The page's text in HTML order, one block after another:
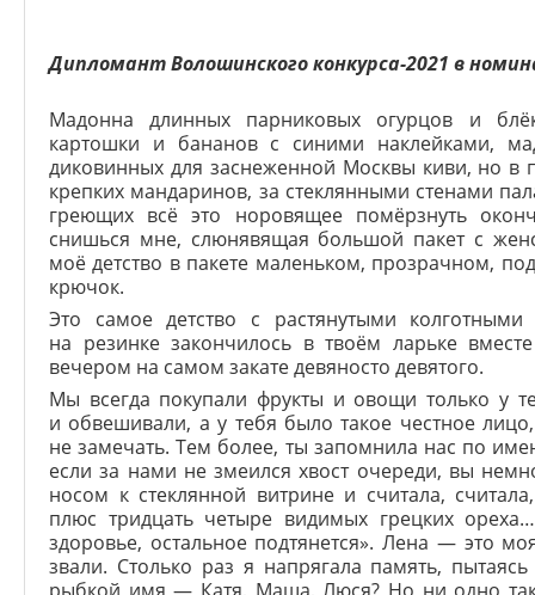
Дипломант Волошинского конкурса-2021 в
Мадонна длинных парниковых огурцов и
картошки и бананов с синими наклейками,
диковинных для заснеженной Москвы киви, но в
крепких мандаринов, за стеклянными стенами
греющих всё это норовящее помёрзнуть
снишься мне, слюнявящая большой пакет с
моё детство в пакете маленьком, прозрачном,
крючок.
Это самое детство с растянутыми
на резинке закончилось в твоём ларьке
вечером на самом закате девяносто девятого.
Мы всегда покупали фрукты и овощи только у
и обвешивали, а у тебя было такое честное
не замечать. Тем более, ты запомнила нас по
если за нами не змеился хвост очереди, вы
носом к стеклянной витрине и считала,
плюс тридцать четыре видимых грецких
здоровье, остальное подтянется». Лена — это
звали. Столько раз я напрягала память,